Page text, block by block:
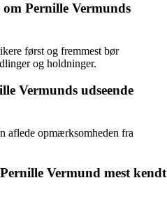
Pernille Vermunds
først og fremmest bør
og holdninger.
Vermunds udseende
aflede opmærksomheden fra
Vermund mest kendt